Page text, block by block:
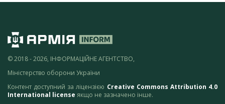
© 2018 - 2026, ІНФОРМАЦІЙНЕ АГЕНТСТВО,
Міністерство оборони України
Контент доступний за ліцензією Creative Commons Attribution 4.0
International license якщо не зазначено інше.